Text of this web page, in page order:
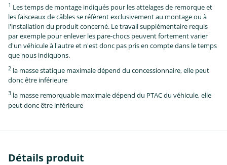
1 Les temps de montage indiqués pour les attelages de remorque et
les faisceaux de câbles se réfèrent exclusivement au montage ou à
l'installation du produit concerné. Le travail supplémentaire requis
par exemple pour enlever les pare-chocs peuvent fortement varier
d'un véhicule à l'autre et n'est donc pas pris en compte dans le temps
que nous indiquons.
2 la masse statique maximale dépend du concessionnaire, elle peut
donc être inférieure
3 la masse remorquable maximale dépend du PTAC du véhicule, elle
peut donc être inférieure
Détails produit